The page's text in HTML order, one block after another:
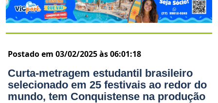
Postado em 03/02/2025 às 06:01:18
Curta-metragem estudantil brasileiro
selecionado em 25 festivais ao redor do
mundo, tem Conquistense na produção